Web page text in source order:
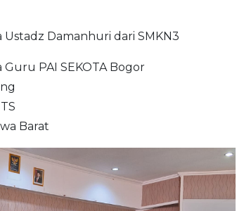
Ustadz Damanhuri dari SMKN3
Guru PAI SEKOTA Bogor
Barat